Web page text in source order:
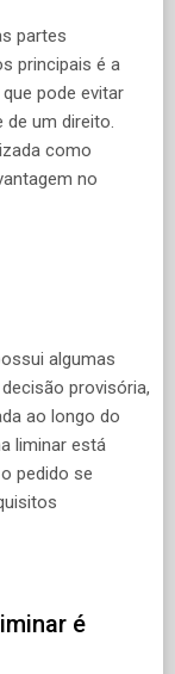
partes
principais é a
pode evitar
de um direito.
como
no
algumas
provisória,
ao longo do
liminar está
pedido se
é